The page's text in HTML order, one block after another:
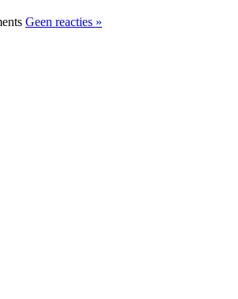
Geen reacties »